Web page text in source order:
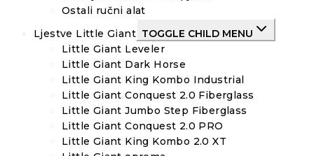
Ostali ručni alat
Ljestve Little Giant TOGGLE CHILD MENU
Little Giant Leveler
Little Giant Dark Horse
Little Giant King Kombo Industrial
Little Giant Conquest 2.0 Fiberglass
Little Giant Jumbo Step Fiberglass
Little Giant Conquest 2.0 PRO
Little Giant King Kombo 2.0 XT